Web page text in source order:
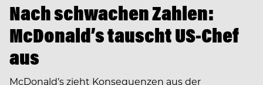
Nach schwachen Zahlen:
McDonald’s tauscht US-Chef
aus
McDonald’s zieht Konsequenzen aus der